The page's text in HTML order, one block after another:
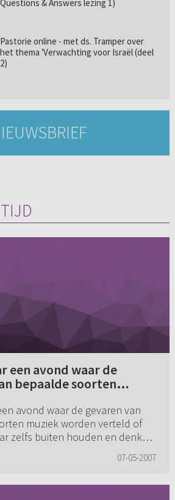
Questions & Answers lezing 1)
Pastorie online - met ds. Tramper over
het thema 'Verwachting voor Israël (deel
2)
een avond waar de
bepaalde soorten
houden en denken:
ik wil ook niet
horen waarom (...)
avond waar de gevaren van
muziek worden verteld of
zelfs buiten houden en denken:
het zo is ...
07-05-2007